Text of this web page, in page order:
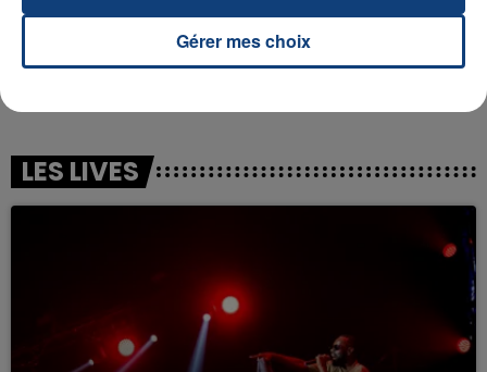
DOJA CAT ARIANA GRANDE
LES LIVES
Gérer mes choix